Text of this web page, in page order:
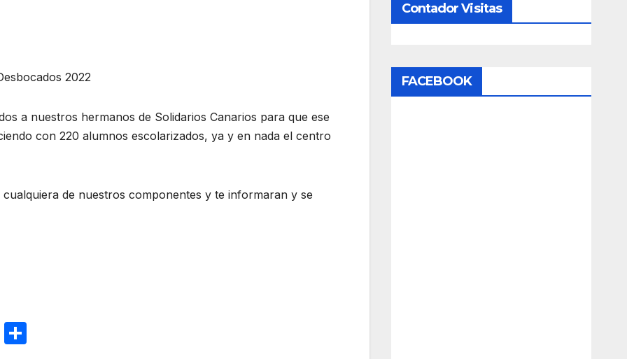
2022
a nuestros hermanos de Solidarios Canarios para que ese
con 220 alumnos escolarizados, ya y en nada el centro
de nuestros componentes y te informaran y se
E
Contador Visitas
FACEBOOK